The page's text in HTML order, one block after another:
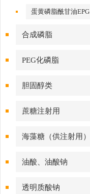
蛋黄磷脂酰甘油EPG
合成磷脂
PEG化磷脂
胆固醇类
蔗糖注射用
海藻糖（供注射用）
油酸、油酸钠
透明质酸钠